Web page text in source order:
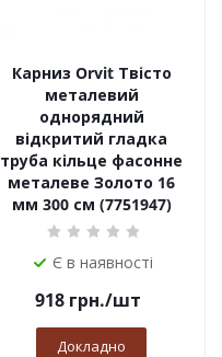
Карниз Orvit Твісто
металевий
однорядний
відкритий гладка
труба кільце фасонне
металеве Золото 16
мм 300 см (7751947)
Є в наявності
918грн./шт
Докладно